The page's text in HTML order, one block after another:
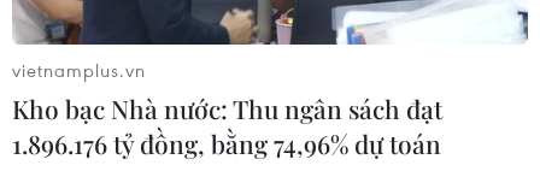
ném vật thể vào phương tiện trên cao
vietnamplus.vn
Kho bạc Nhà nước: Thu ngân sách đạt
1.896.176 tỷ đồng, bằng 74,96% dự toán